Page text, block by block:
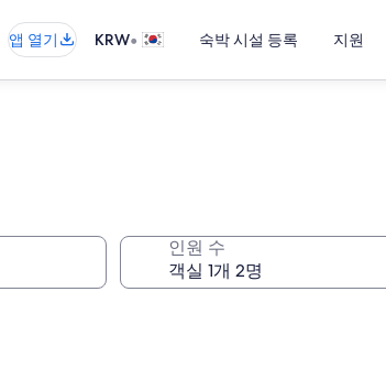
앱 열기 KRW• 숙박 시설 등록 지원
인원 수